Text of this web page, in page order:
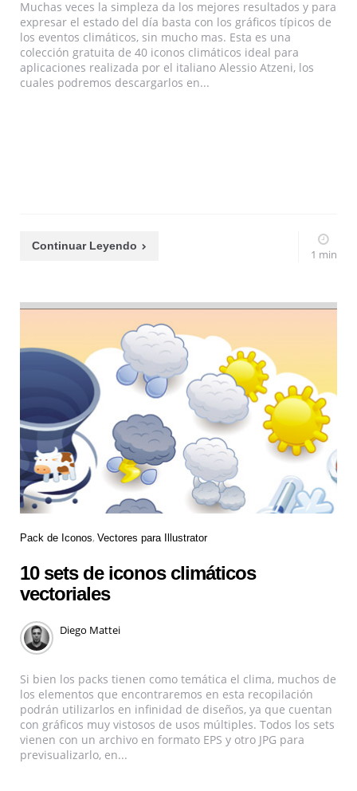
Muchas veces la simpleza da los mejores resultados y para
expresar el estado del día basta con los gráficos típicos de
los eventos climáticos, sin mucho mas. Esta es una
colección gratuita de 40 iconos climáticos ideal para
aplicaciones realizada por el italiano Alessio Atzeni, los
cuales podremos descargarlos en...
Continuar Leyendo
1 min
Pack de Iconos Vectores para Illustrator
10 sets de iconos climáticos
vectoriales
Diego Mattei
Si bien los packs tienen como temática el clima, muchos de
los elementos que encontraremos en esta recopilación
podrán utilizarlos en infinidad de diseños, ya que cuentan
con gráficos muy vistosos de usos múltiples. Todos los sets
vienen con un archivo en formato EPS y otro JPG para
previsualizarlo, en...